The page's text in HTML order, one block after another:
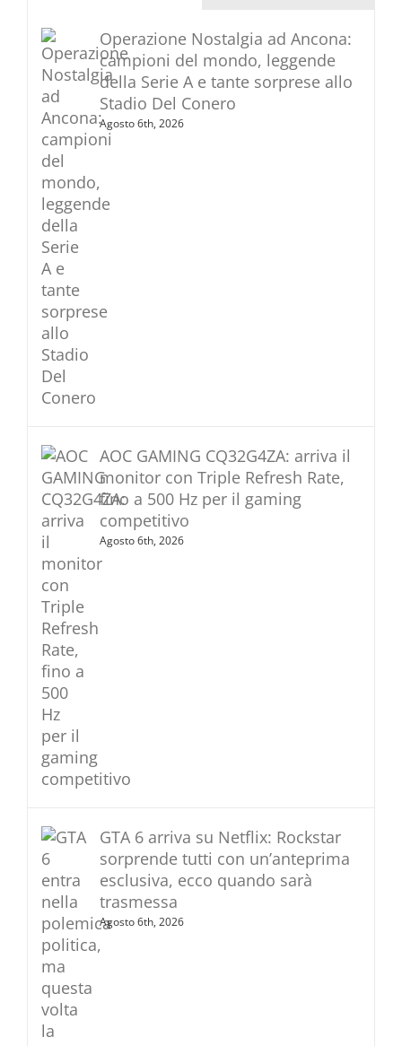
Operazione Nostalgia ad Ancona:
campioni del mondo, leggende
della Serie A e tante sorprese allo
Stadio Del Conero
Agosto 6th, 2026
AOC GAMING CQ32G4ZA: arriva il
monitor con Triple Refresh Rate,
fino a 500 Hz per il gaming
competitivo
Agosto 6th, 2026
GTA 6 arriva su Netflix: Rockstar
sorprende tutti con un’anteprima
esclusiva, ecco quando sarà
trasmessa
Agosto 6th, 2026